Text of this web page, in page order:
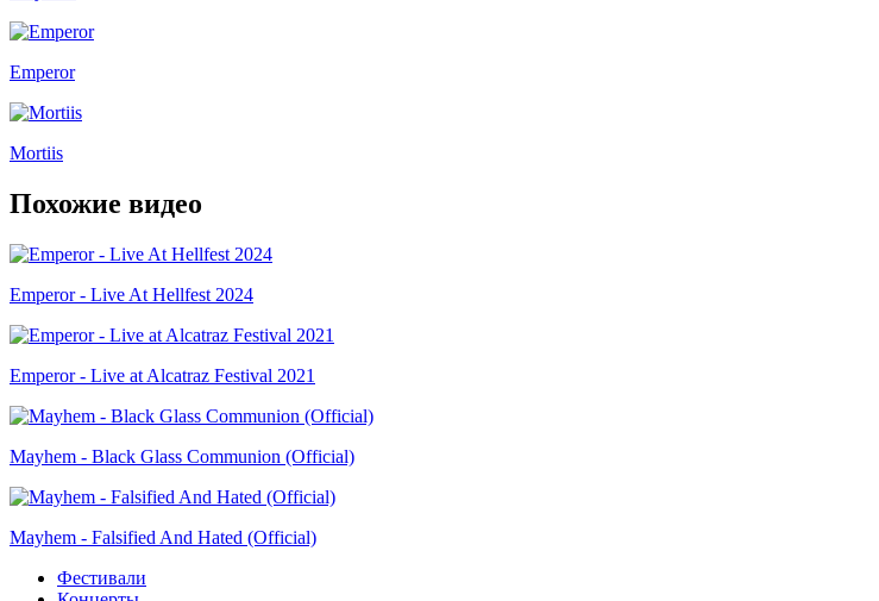
Emperor
Mortiis
Похожие видео
Emperor - Live At Hellfest 2024
Emperor - Live at Alcatraz Festival 2021
Mayhem - Black Glass Communion (Official)
Mayhem - Falsified And Hated (Official)
Фестивали